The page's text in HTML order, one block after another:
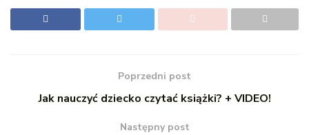
Poprzedni post
Jak nauczyć dziecko czytać książki? + VIDEO!
Następny post